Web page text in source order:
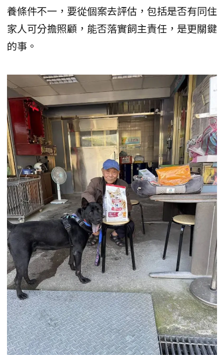
養條件不一，要從個案去評估，包括是否有同住
家人可分擔照顧，能否落實飼主責任，是更關鍵
的事。